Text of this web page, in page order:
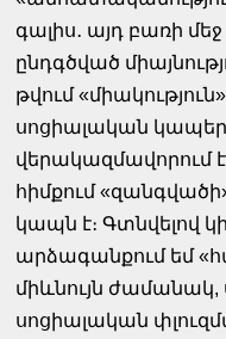
գալիս․ այդ բառի
ընդգծված
թվում
սոցիալական
վերակազմավորում
հիմքում
կապն է։ Գտնվելով
արձագանքում եմ
միևնույն ժամանակ,
սոցիալական